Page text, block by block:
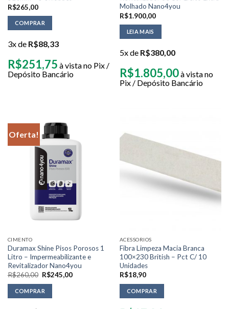
R$265,00
COMPRAR
3x de R$88,33
R$251,75 à vista no Pix /
Depósito Bancário
Molhado Nano4you
R$1.900,00
LEIA MAIS
5x de R$380,00
R$1.805,00à vista no
Pix / Depósito Bancário
Oferta!
CIMENTO
Duramax Shine Pisos Porosos 1
Litro – Impermeabilizante e
Revitalizador Nano4you
R$260,00 R$245,00
COMPRAR
ACESSORIOS
Fibra Limpeza Macia Branca
100×230 British – Pct C/ 10
Unidades
R$18,90
COMPRAR